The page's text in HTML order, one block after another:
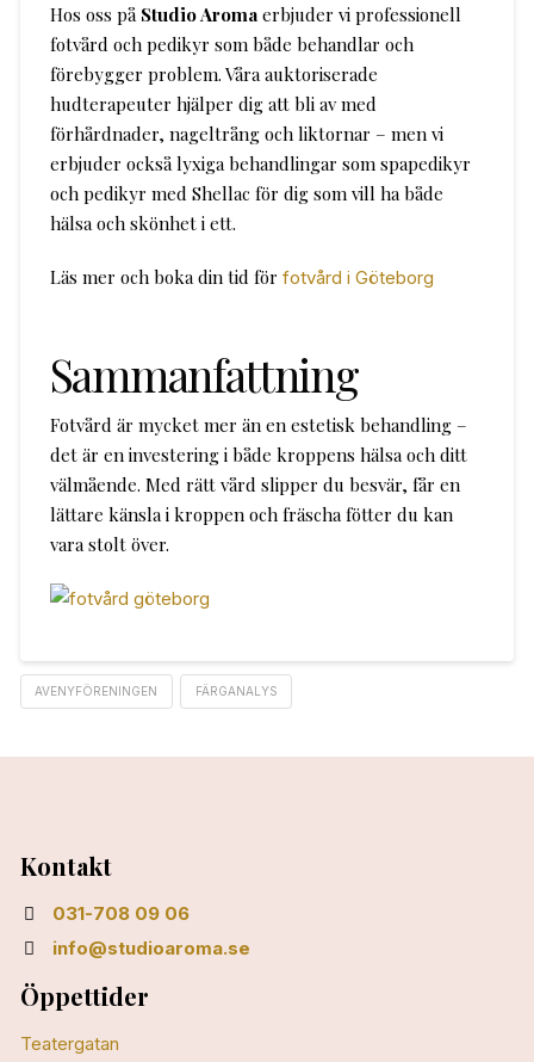
Hos oss på Studio Aromaerbjuder vi professionell
fotvård och pedikyr som både behandlar och
förebygger problem. Våra auktoriserade
hudterapeuter hjälper dig att bli av med
förhårdnader, nageltrång och liktornar – men vi
erbjuder också lyxiga behandlingar som spapedikyr
och pedikyr med Shellac för dig som vill ha både
hälsa och skönhet i ett.
Läs mer och boka din tid för fotvård i Göteborg
Sammanfattning
Fotvård är mycket mer än en estetisk behandling –
det är en investering i både kroppens hälsa och ditt
välmående. Med rätt vård slipper du besvär, får en
lättare känsla i kroppen och fräscha fötter du kan
vara stolt över.
AVENYFÖRENINGEN FÄRGANALYS
Kontakt
031-708 09 06
info@studioaroma.se
Öppettider
Teatergatan